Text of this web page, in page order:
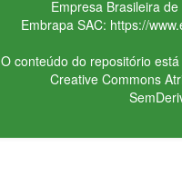
Empresa Brasileira
Embrapa SAC: https://
O conteúdo do repositório
Creative Commons